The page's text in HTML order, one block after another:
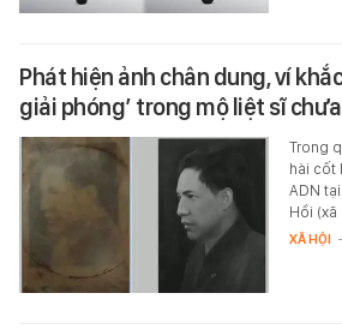
Phát hiện ảnh chân dung, ví
giải phóng’ trong mộ liệt sĩ
Trong
hài cốt
ADN
Hồi (xã
XÃ HỘI -